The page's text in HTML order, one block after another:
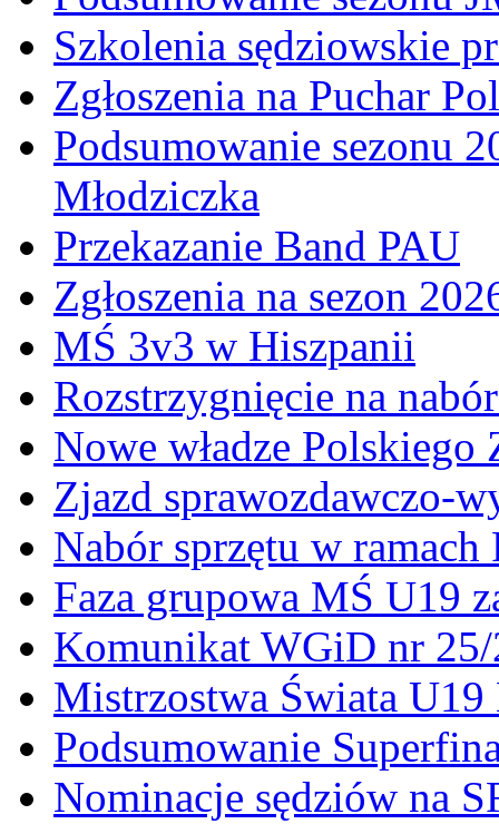
Szkolenia sędziowskie
Zgłoszenia na Puchar
Podsumowanie sezonu
Młodziczka
Przekazanie Band PAU
Zgłoszenia na sezon
MŚ 3v3 w Hiszpanii
Rozstrzygnięcie na
Nowe władze
Zjazd sprawozdawczo-
Nabór sprzętu w ramach
Faza grupowa MŚ U19
Komunikat WGiD nr
Mistrzostwa Świata
Podsumowanie
Nominacje sędziów na